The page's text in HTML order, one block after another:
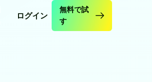
ログイン
無料で試
す